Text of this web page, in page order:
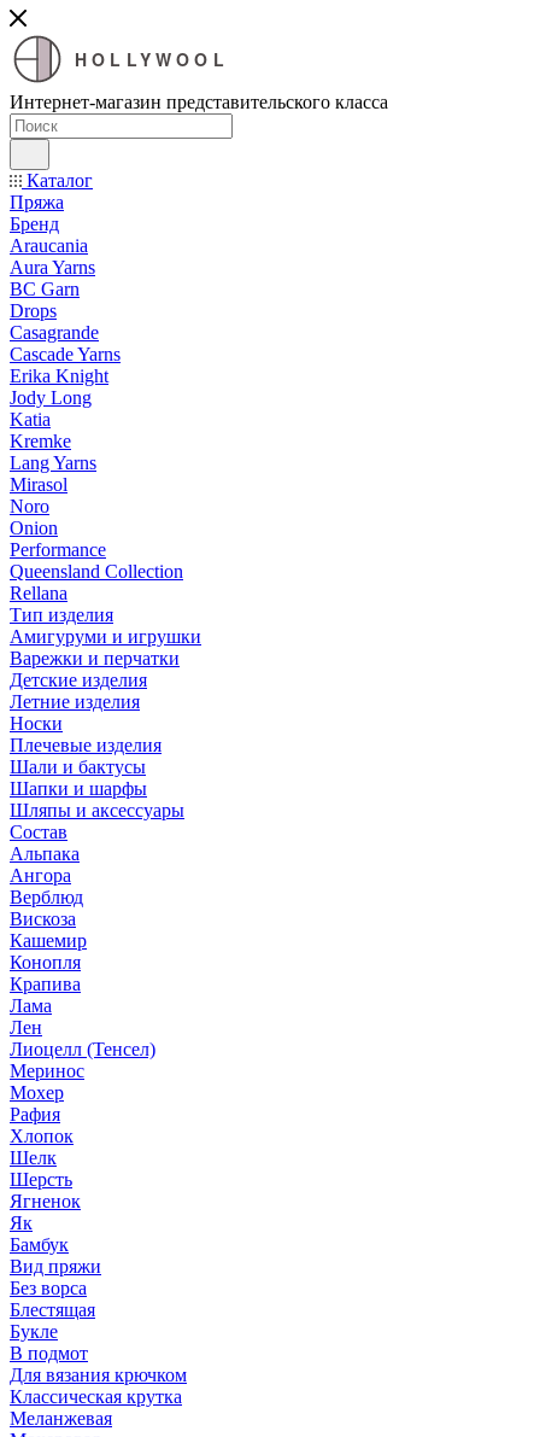
HOLLYWOOL
Интернет-магазин представительского класса
Каталог
Пряжа
Бренд
Araucania
Aura Yarns
BC Garn
Drops
Casagrande
Cascade Yarns
Erika Knight
Jody Long
Katia
Kremke
Lang Yarns
Mirasol
Noro
Onion
Performance
Queensland Collection
Rellana
Тип изделия
Амигуруми и игрушки
Варежки и перчатки
Детские изделия
Летние изделия
Носки
Плечевые изделия
Шали и бактусы
Шапки и шарфы
Шляпы и аксессуары
Состав
Альпака
Ангора
Верблюд
Вискоза
Кашемир
Конопля
Крапива
Лама
Лен
Лиоцелл (Тенсел)
Меринос
Мохер
Рафия
Хлопок
Шелк
Шерсть
Ягненок
Як
Бамбук
Вид пряжи
Без ворса
Блестящая
Букле
В подмот
Для вязания крючком
Классическая крутка
Меланжевая